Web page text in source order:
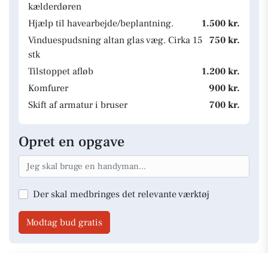
kælderdøren
Hjælp til havearbejde/beplantning.
1.500 kr.
Vinduespudsning altan glas væg. Cirka 15
stk
750 kr.
Tilstoppet afløb
1.200 kr.
Komfurer
900 kr.
Skift af armatur i bruser
700 kr.
Opret en opgave
Der skal medbringes det relevante værktøj
Modtag bud gratis